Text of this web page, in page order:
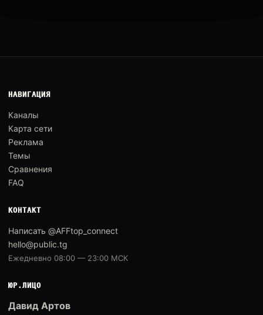
НАВИГАЦИЯ
Каналы
Карта сети
Реклама
Темы
Сравнения
FAQ
КОНТАКТ
Написать @AFFtop_connect
hello@public.tg
Ежедневно 08:00 — 23:00 МСК
ЮР.ЛИЦО
Давид Артов